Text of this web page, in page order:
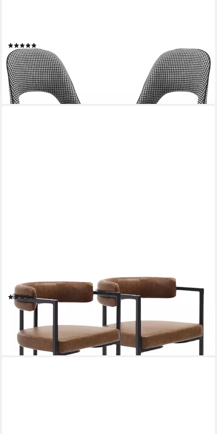
145,99 € UVP206,99 €
-29%
lieferbar - in 3-4 Werktagen bei dir
+1
Esszimmerstuhl 2/4er Set Samt/Kunstleder/Kunstfell-Eckstühle,
schwarze Metallbeine (2 St)
(3)
ab 149,99 € UVP
lieferbar - in 3-4 Werktagen bei dir